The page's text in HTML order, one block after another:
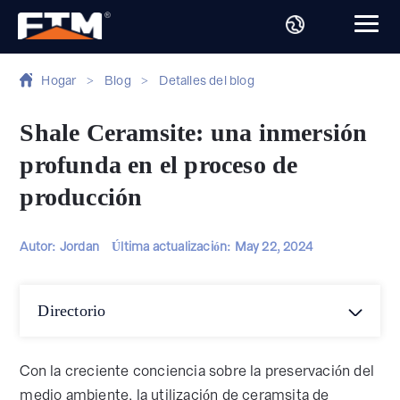
Hogar > Blog > Detalles del blog
Shale Ceramsite: una inmersión
profunda en el proceso de
producción
Autor: Jordan Última actualización: May 22, 2024
Directorio
Con la creciente conciencia sobre la preservación del
medio ambiente, la utilización de ceramsita de